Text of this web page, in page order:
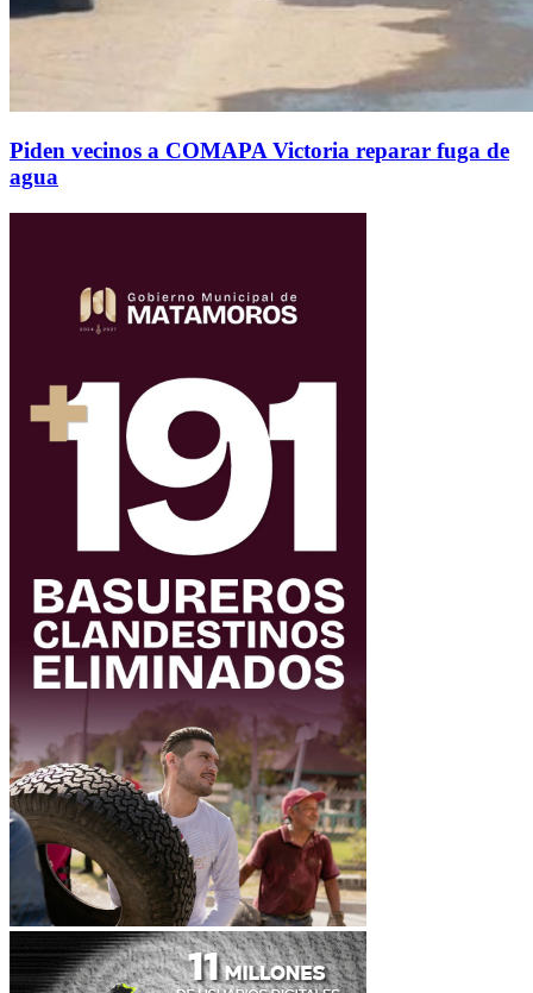
Piden vecinos a COMAPA Victoria reparar fuga de
agua